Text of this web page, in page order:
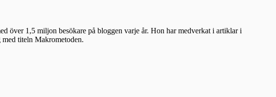
över 1,5 miljon besökare på bloggen varje år. Hon har medverkat i artiklar i
med titeln Makrometoden.